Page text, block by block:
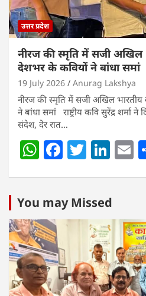
उत्तर प्रदेश
नीरज की स्मृति में सजी अखिल
देशभर के कवियों ने बांधा समां
19 July 2026 Anurag Lakshya
नीरज की स्मृति में सजी अखिल
ने बांधा समां राष्ट्रीय कवि सुरेंद्र शर्मा
संदेश, देर रात…
W
s
A
p
p
F
e
b
o
o
k
T
er
Li
e
dI
n
E
You may Missed